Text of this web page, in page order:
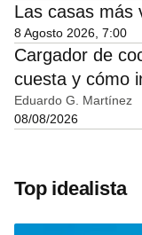
Las casas más
8 Agosto 2026, 7:00
Cargador de
cuesta y cómo
Eduardo G. Martínez
08/08/2026
Top idealista